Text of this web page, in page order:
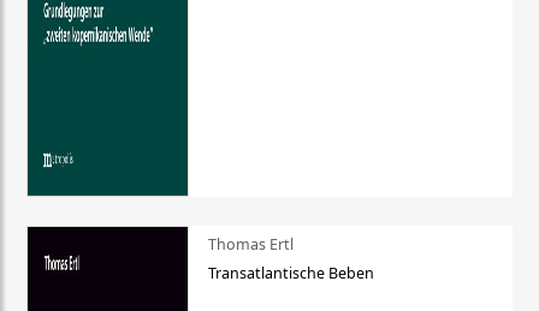
Thomas Ertl
Transatlantische Beben